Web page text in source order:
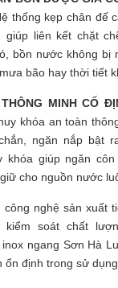
thống kẹp chân đế
giúp liên kết chặt
bồn nước không bị
bão hay thời tiết
MINH CỐ
khóa an toàn
ngăn nắp bật
khóa giúp ngăn
cho nguồn nước
nghệ sản xuất
kiểm soát chất
ngang Sơn Hà
ổn định trong sử dụng.